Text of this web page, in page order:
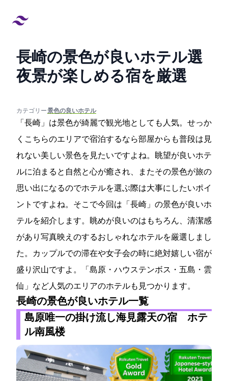
長崎の景色が良いホテル17選!
夜景が楽しめる宿を厳選
カテゴリー:#景色の良いホテル
「長崎」は景色が綺麗で観光地としても人気。せっか
くこちらのエリアで宿泊するなら部屋からも普段は見
れない美しい景色を見たいですよね。眺望が良いホテ
ルに泊まると自然と心が癒され、またその景色が旅の
思い出になるのでホテルを選ぶ際は大事にしたいポイ
ントですよね。そこで今回は「長崎」の景色が良いホ
テルを紹介します。眺めが良いのはもちろん、清潔感
があり写真映えのするおしゃれなホテルを厳選しまし
た。カップルでの滞在や女子会の時に絶対嬉しい宿が
盛り沢山ですよ。「島原・ハウステンボス・五島・雲
仙」など人気のエリアのホテルも見つかります。
長崎の景色が良いホテル一覧
島原唯一の掛け流し海見露天の宿 ホテ
ル南風楼